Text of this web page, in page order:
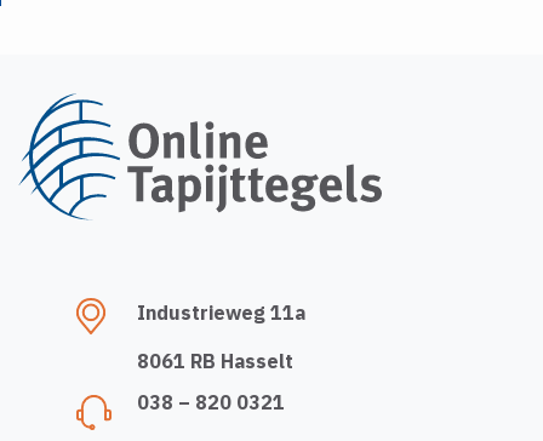
Industrieweg 11a
8061 RB Hasselt
038 – 820 0321